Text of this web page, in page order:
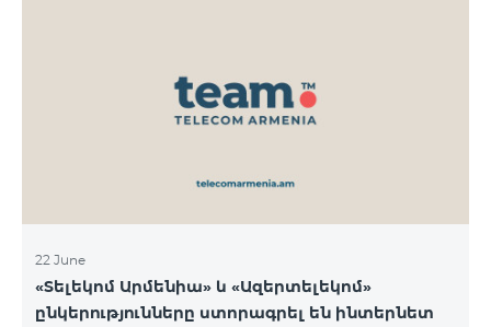
22 June
«Տելեկոմ Արմենիա» և «Ազերտելեկոմ»
ընկերությունները ստորագրել են ինտերնետ